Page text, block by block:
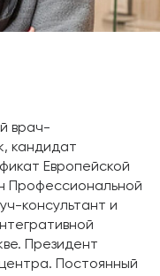
врач-
кандидат
Европейской
Профессиональной
консультант и
Президент
Постоянный